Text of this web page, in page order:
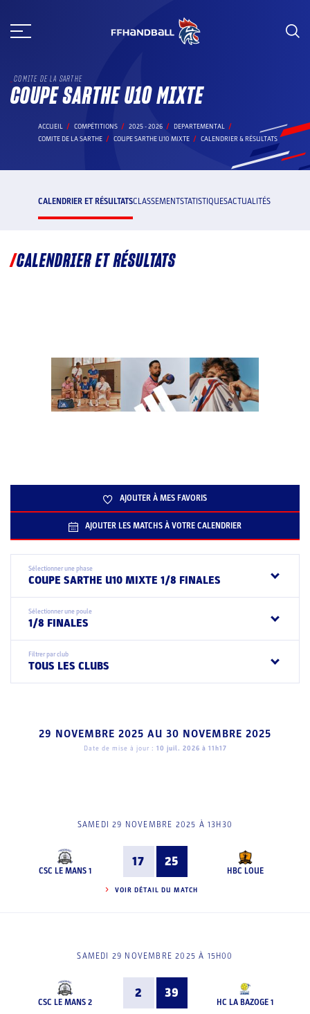
au
COMITE DE LA SARTHE
COUPE SARTHE U10 MIXTE
ACCUEIL COMPÉTITIONS 2025 - 2026
DEPARTEMENTAL
COMITE DE LA SARTHE
COUPE SARTHE U10 MIXTE CALENDRIER & RÉSULTATS
CALENDRIER ET RÉSULTATSCLASSEMENTSTATISTIQUESACTUALITÉS
CALENDRIER ET RÉSULTATS
AJOUTER À MES FAVORIS
AJOUTER LES MATCHS À VOTRE CALENDRIER
Sélectionner une phase
COUPE SARTHE U10 MIXTE 1/8 FINALES
Sélectionner une poule
1/8 FINALES
Filtrer par club
TOUS LES CLUBS
29 NOVEMBRE 2025 AU 30 NOVEMBRE 2025
Date de mise à jour : 10 juil. 2026 à 11h17
SAMEDI 29 NOVEMBRE 2025 À 13H30
CSC LE MANS 1
17 25
HBC LOUE
VOIR DÉTAIL DU MATCH
SAMEDI 29 NOVEMBRE 2025 À 15H00
CSC LE MANS 2
2 39
HC LA BAZOGE 1